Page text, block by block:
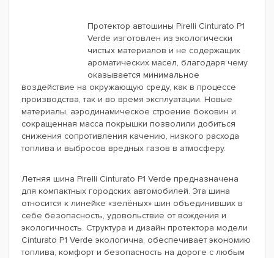
Протектор автошины Pirelli Cinturato P1
Verde изготовлен из экологически
чистых материалов и не содержащих
ароматических масел, благодаря чему
оказывается минимальное
воздействие на окружающую среду, как в процессе
производства, так и во время эксплуатации. Новые
материалы, аэродинамическое строение боковин и
сокращенная масса покрышки позволили добиться
снижения сопротивления качению, низкого расхода
топлива и выбросов вредных газов в атмосферу.
Летняя шина Pirelli Cinturato P1 Verde предназначена
для компактных городских автомобилей. Эта шина
относится к линейке «зелёных» шин объединивших в
себе безопасность, удовольствие от вождения и
экологичность. Структура и дизайн протектора модели
Cinturato P1 Verde экологична, обеспечивает экономию
топлива, комфорт и безопасность на дороге с любым